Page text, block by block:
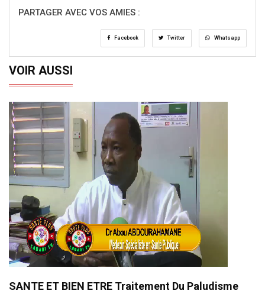
PARTAGER AVEC VOS AMIES :
Facebook Twitter Whatsapp
VOIR AUSSI
SANTE ET BIEN ETRE Traitement Du Paludisme